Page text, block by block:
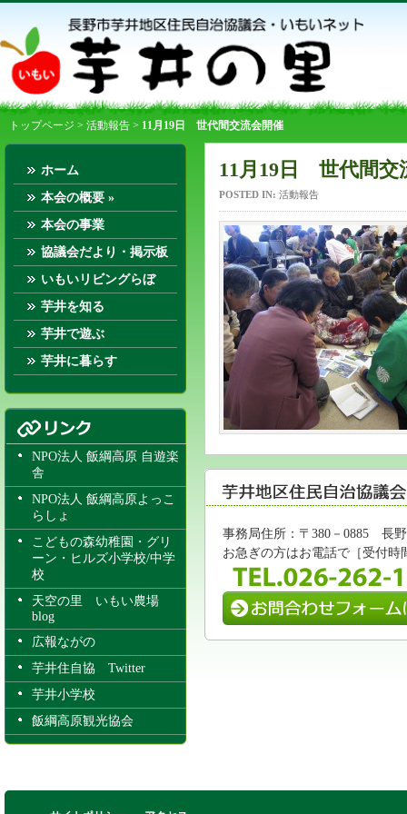
トップページ > 活動報告 > 11月19日 世代間交流会開催
ホーム
本会の概要 »
本会の事業
協議会だより・掲示板
いもいリビングらぼ
芋井を知る
芋井で遊ぶ
芋井に暮らす
NPO法人 飯綱高原 自遊楽
舎
NPO法人 飯綱高原よっこ
らしょ
こどもの森幼稚園・グリ
ーン・ヒルズ小学校/中学
校
天空の里 いもい農場
blog
広報ながの
芋井住自協 Twitter
芋井小学校
飯綱高原観光協会
11月19日 世代間交
POSTED IN: 活動報告
事務局住所：〒380－0885 長
お急ぎの方はお電話で［受付時